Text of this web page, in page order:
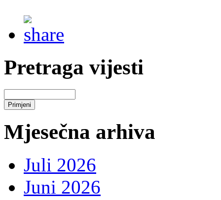
Pretraga vijesti
Mjesečna arhiva
Juli 2026
Juni 2026